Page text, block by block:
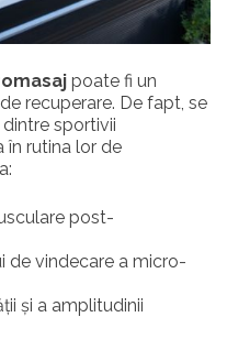
poate fi un
recuperare. De fapt, se
sportivii
în rutina lor de
post-
de vindecare a micro-
și a amplitudinii